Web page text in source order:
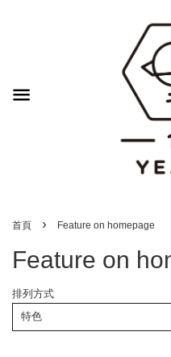
首頁 › Feature on homepage
Feature on
排列方式